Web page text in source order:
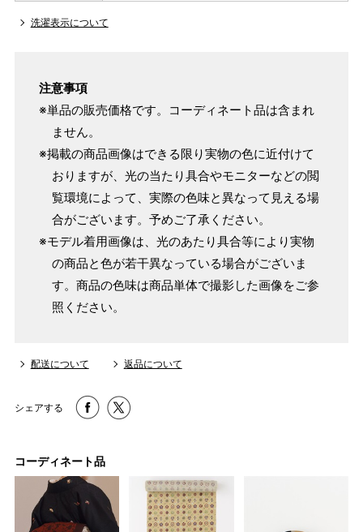
洗濯表示について
注意事項
※単品の販売価格です。コーディネート品は含まれ
ません。
※掲載の商品画像はできる限り実物の色に近付けて
おりますが、光の当たり具合やモニターなどの閲
覧環境によって、実際の色味と異なって見える場
合がございます。予めご了承ください。
※モデル着用画像は、光のあたり具合等により実物
の商品と色が若干異なっている場合がございま
す。商品の色味は商品単体で撮影した画像をご参
照ください。
配送について 返品について
シェアする
コーディネート品